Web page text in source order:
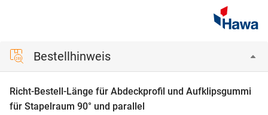
Bestellhinweis
Richt-Bestell-Länge für Abdeckprofil und Aufklipsgummi
für Stapelraum 90° und parallel